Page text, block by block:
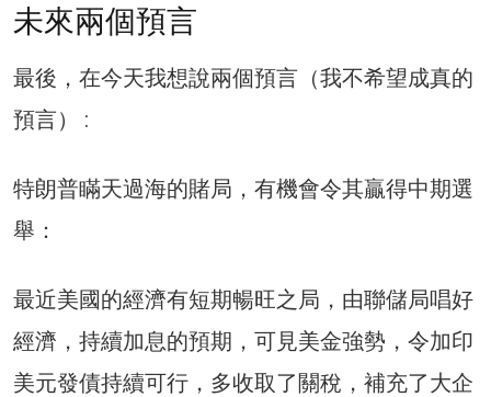
未來兩個預言
最後，在今天我想說兩個預言（我不希望成真的
預言） :
特朗普瞞天過海的賭局，有機會令其贏得中期選
舉：
最近美國的經濟有短期暢旺之局，由聯儲局唱好
經濟，持續加息的預期，可見美金強勢，令加印
美元發債持續可行，多收取了關稅，補充了大企